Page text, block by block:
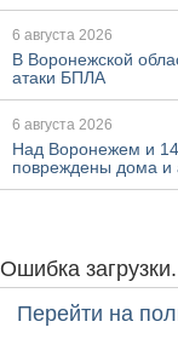
6 августа 2026
В Воронежской
атаки БПЛА
6 августа 2026
Над Воронежем и
повреждены дома и
Ошибка загрузки.
Перейти на